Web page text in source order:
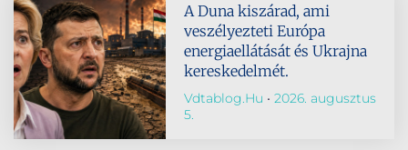
A Duna kiszárad, ami
veszélyezteti Európa
energiaellátását és Ukrajna
kereskedelmét.
Vdtablog.hu
2026. augusztus
5.